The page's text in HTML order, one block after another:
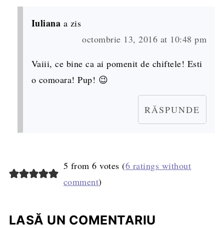
Iuliana a zis
octombrie 13, 2016 at 10:48 pm
Vaiii, ce bine ca ai pomenit de chiftele! Esti
o comoara! Pup! 😉
RĂSPUNDE
5 from 6 votes (6 ratings without
comment)
LASĂ UN COMENTARIU